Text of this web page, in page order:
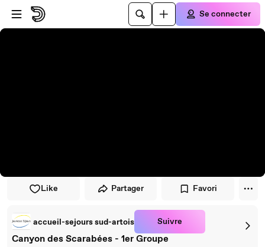
Passer au player
Passer au contenu principal
Se connecter
Like Partager Favori
accueil-sejours sud-artois Suivre
Canyon des Scarabées - 1er Groupe